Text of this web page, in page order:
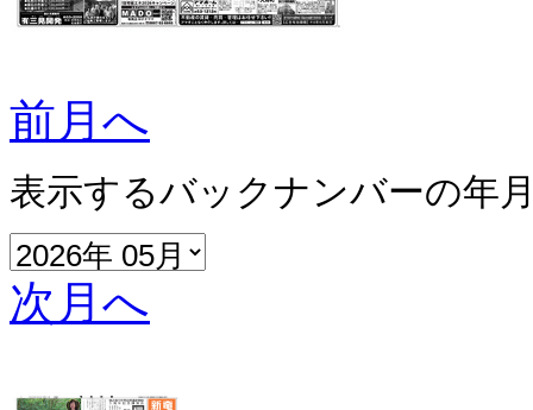
前月へ
表示するバックナンバーの年
次月へ